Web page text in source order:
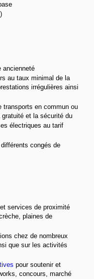
ancienneté
au taux minimal de la
irrégulières ainsi
transports en commun ou
et la sécurité du
électriques au tarif
congés de
services de proximité
plaines de
chez de nombreux
que sur les activités
pour soutenir et
concours, marché